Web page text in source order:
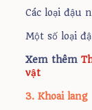
Các loại đậu
Một số loại
Xem thêm
vật
3. Khoai lang